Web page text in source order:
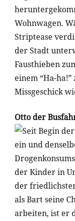
Wohnwagen.
Striptease
der Stadt
Fausthieben
einem “Ha-
Missgeschick
Otto der
Seit Begin
ein und
der Kinder in
der
als Bart seine
arbeiten, ist er